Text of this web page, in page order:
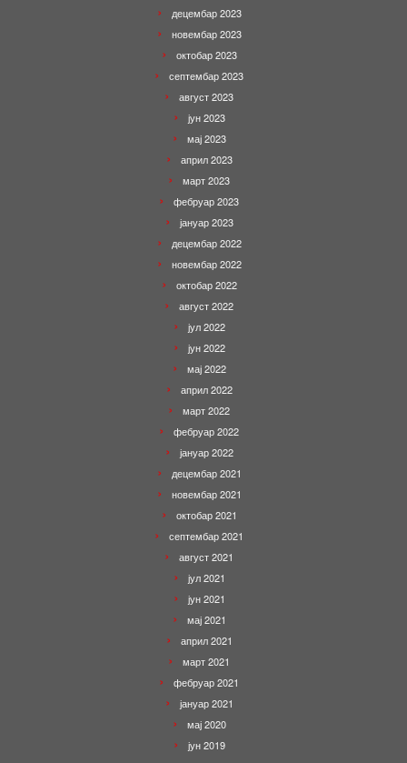
децембар 2023
новембар 2023
октобар 2023
септембар 2023
август 2023
јун 2023
мај 2023
април 2023
март 2023
фебруар 2023
јануар 2023
децембар 2022
новембар 2022
октобар 2022
август 2022
јул 2022
јун 2022
мај 2022
април 2022
март 2022
фебруар 2022
јануар 2022
децембар 2021
новембар 2021
октобар 2021
септембар 2021
август 2021
јул 2021
јун 2021
мај 2021
април 2021
март 2021
фебруар 2021
јануар 2021
мај 2020
јун 2019